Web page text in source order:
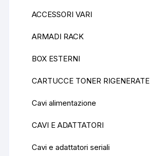
ACCESSORI VARI
ARMADI RACK
BOX ESTERNI
CARTUCCE TONER RIGENERATE
Cavi alimentazione
CAVI E ADATTATORI
Cavi e adattatori seriali